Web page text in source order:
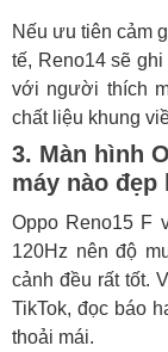
Nếu ưu tiên cảm
tế, Reno14 sẽ
với người thích
chất liệu khung
3. Màn hình
máy nào đẹp
Oppo Reno15 F
120Hz nên độ
cảnh đều rất tốt.
TikTok, đọc báo
thoải mái.